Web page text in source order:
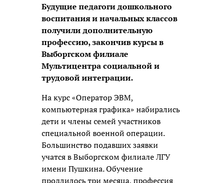
Будущие педагоги дошкольного
воспитания и начальных классов
получили дополнительную
профессию, закончив курсы в
Выборгском филиале
Мультицентра социальной и
трудовой интеграции.
На курс «Оператор ЭВМ,
компьютерная графика» набирались
дети и члены семей участников
специальной военной операции.
Большинство подавших заявки
учатся в Выборгском филиале ЛГУ
имени Пушкина. Обучение
продлилось три месяца, профессия